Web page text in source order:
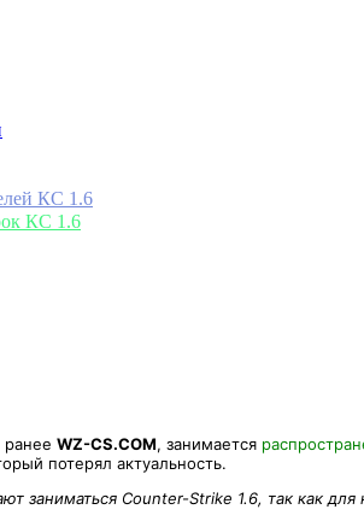
КС 1.6
КС 1.6
ранее WZ-CS.COM, занимается
потерял актуальность.
заниматься Counter-Strike 1.6, так как для